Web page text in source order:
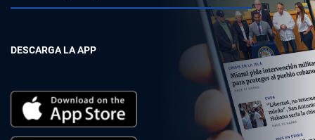
DESCARGA LA APP